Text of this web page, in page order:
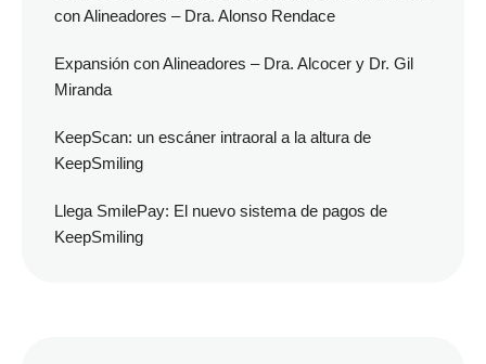
con Alineadores – Dra. Alonso Rendace
Expansión con Alineadores – Dra. Alcocer y Dr. Gil
Miranda
KeepScan: un escáner intraoral a la altura de
KeepSmiling
Llega SmilePay: El nuevo sistema de pagos de
KeepSmiling